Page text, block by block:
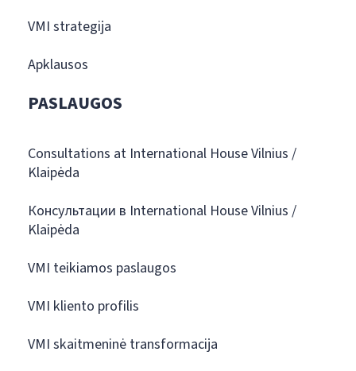
VMI strategija
Apklausos
PASLAUGOS
Consultations at International House Vilnius /
Klaipėda
Консультации в International House Vilnius /
Klaipėda
VMI teikiamos paslaugos
VMI kliento profilis
VMI skaitmeninė transformacija